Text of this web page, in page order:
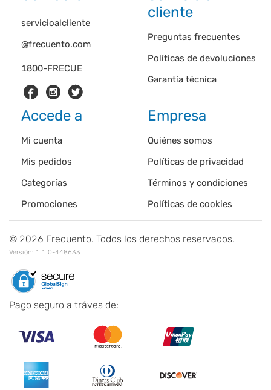
1800-FRECUE
servicioalcliente
@frecuento.com
cliente
Preguntas frecuentes
Políticas de devoluciones
Garantía técnica
Accede a
Mi cuenta
Mis pedidos
Categorías
Promociones
Empresa
Quiénes somos
Políticas de privacidad
Términos y condiciones
Políticas de cookies
© 2026 Frecuento. Todos los derechos reservados.
Versión: 1.1.0-448633
Pago seguro a tráves de: